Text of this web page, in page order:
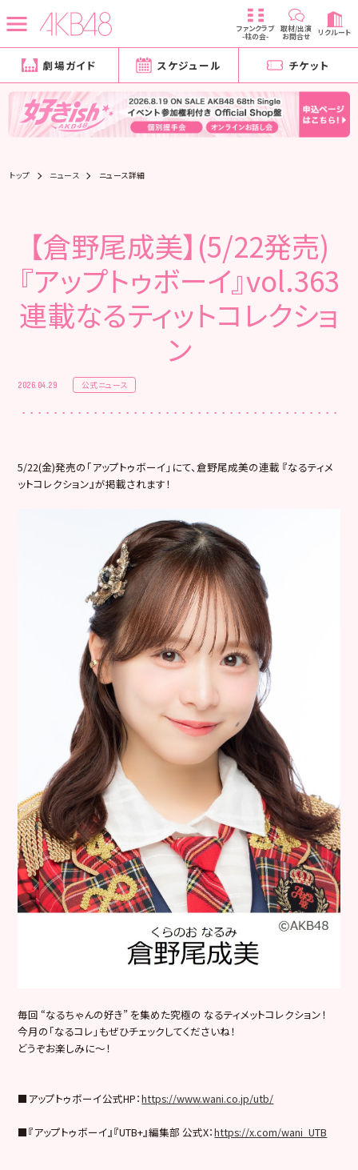
ファンクラブ
-柱の会-
取材/出演
お問合せ リクルート
劇場ガイド スケジュール チケット
トップ ニュース ニュース詳細
【倉野尾成美】(5/22発売)
『アップトゥボーイ』vol.363
連載なるティットコレクショ
ン
2026.04.29 公式ニュース
5/22(金)発売の「アップトゥボーイ」にて、倉野尾成美の連載 『なるティメ
ットコレクション』が掲載されます！
毎回 “なるちゃんの好き” を集めた究極の なるティメットコレクション！
今月の「なるコレ」もぜひチェックしてくださいね！
どうぞお楽しみに〜！
■アップトゥボーイ公式HP：https://www.wani.co.jp/utb/
■『アップトゥボーイ』『UTB+』編集部 公式X：https://x.com/wani_UTB